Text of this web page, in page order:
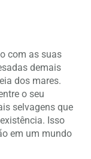
com as suas
demais
dos mares.
o seu
selvagens que
Isso
em um mundo